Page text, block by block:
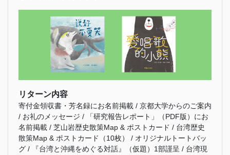
リターン内容
寄付金領収書・芳名録にお名前掲載 / 京都大学からのご案内
/ お礼のメッセージ / 「研究報告レポート」（PDF版）にお
名前掲載 / 芝山岩歴史散策Map & ポストカード / 台湾歴史
散策Map & ポストカード（10枚） / オリジナルトートバッ
グ / 『台湾と沖縄をめぐる対話』（仮題）1部謹呈 / 台湾現